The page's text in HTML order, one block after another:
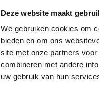
Deze website maakt
We gebruiken cookies om
bieden en om ons
site met onze partners
combineren met andere
uw gebruik van hun
KALENDER
THEMA’S
ACTIVITEITEN
VIDEO’S